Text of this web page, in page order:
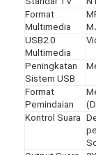
Format
Multimedia
USB2.0
Multimedia
Peningkatan
Sistem USB
Format
Pemindaian
Kontrol Suara